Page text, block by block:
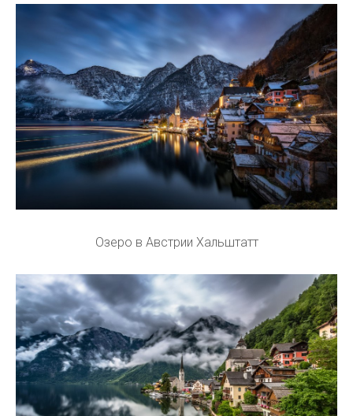
Озеро в Австрии Хальштатт